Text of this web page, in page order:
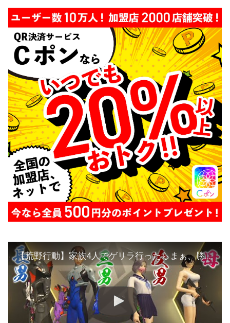
【荒野行動】家族4人でゲリラ行ったらまぁ、勝てるっしょ？